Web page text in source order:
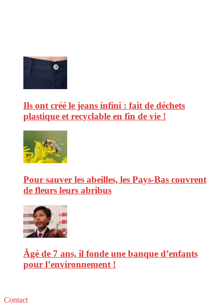
Ils ont créé le jeans infini : fait de déchets
plastique et recyclable en fin de vie !
Pour sauver les abeilles, les Pays-Bas couvrent
de fleurs leurs abribus
Âgé de 7 ans, il fonde une banque d’enfants
pour l’environnement !
Contact